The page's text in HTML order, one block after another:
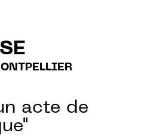
acte de